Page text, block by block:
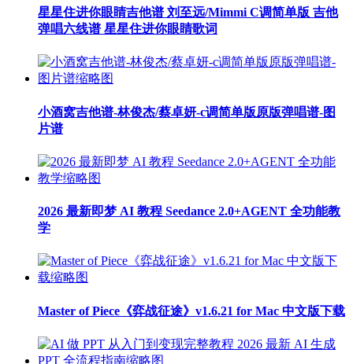
星星住进你眼睛吉他谱 刘至远/Mimmi C调简单版 吉他
弹唱六线谱 星星住进你眼睛歌词
小酒窝吉他谱-林俊杰/蔡卓妍-c调简单版原版弹唱谱-图
片谱
2026 最新即梦 AI 教程 Seedance 2.0+AGENT 全功能教
学
Master of Piece《弈战征途》v1.6.21 for Mac 中文版下载